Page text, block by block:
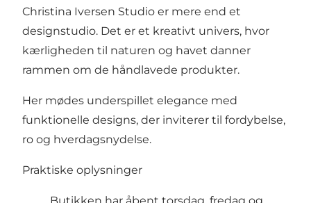
Christina Iversen Studio er mere end et
designstudio. Det er et kreativt univers, hvor
kærligheden til naturen og havet danner
rammen om de håndlavede produkter.
Her mødes underspillet elegance med
funktionelle designs, der inviterer til fordybelse,
ro og hverdagsnydelse.
Praktiske oplysninger